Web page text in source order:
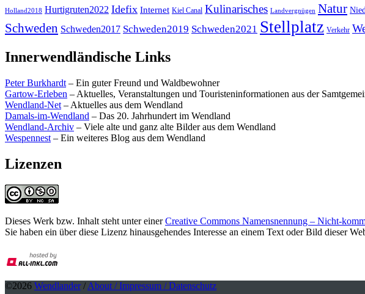
Holland2018 Hurtigruten2022 Idefix Internet Kiel Canal Kulinarisches Landvergnügen Natur
Schweden Schweden2017 Schweden2019 Schweden2021 Stellplatz Verkehr
Innerwendländische Links
Peter Burkhardt – Ein guter Freund und Waldbewohner
Gartow-Erleben – Aktuelles, Veranstaltungen und Touristeninformationen aus der
Wendland-Net – Aktuelles aus dem Wendland
Damals-im-Wendland – Das 20. Jahrhundert im Wendland
Wendland-Archiv – Viele alte und ganz alte Bilder aus dem Wendland
Wespennest – Ein weiteres Blog aus dem Wendland
Lizenzen
Dieses Werk bzw. Inhalt steht unter einerCreative Commons Namensnennung – Nicht-
Sie haben ein über diese Lizenz hinausgehendes Interesse an einem Text oder Bild dieser
©2026 Wendlander/About / Impressum / Datenschutz